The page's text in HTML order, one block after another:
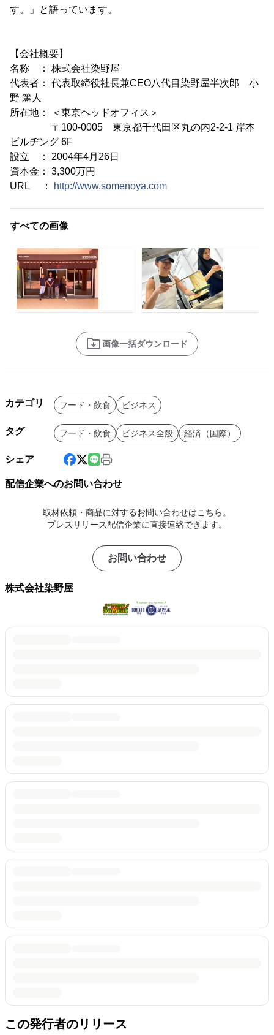
す。」と語っています。
【会社概要】
名称 ： 株式会社染野屋
代表者： 代表取締役社長兼CEO八代目染野屋半次郎 小
野 篤人
所在地： ＜東京ヘッドオフィス＞
〒100-0005 東京都千代田区丸の内2-2-1 岸本
ビルヂング 6F
設立 ： 2004年4月26日
資本金： 3,300万円
URL ：
http://www.somenoya.com
すべての画像
画像一括ダウンロード
カテゴリ フード・飲食 ビジネス
タグ フード・飲食 ビジネス全般 経済（国際）
シェア
配信企業へのお問い合わせ
取材依頼・商品に対するお問い合わせはこちら。
プレスリリース配信企業に直接連絡できます。
お問い合わせ
株式会社染野屋
この発行者のリリース